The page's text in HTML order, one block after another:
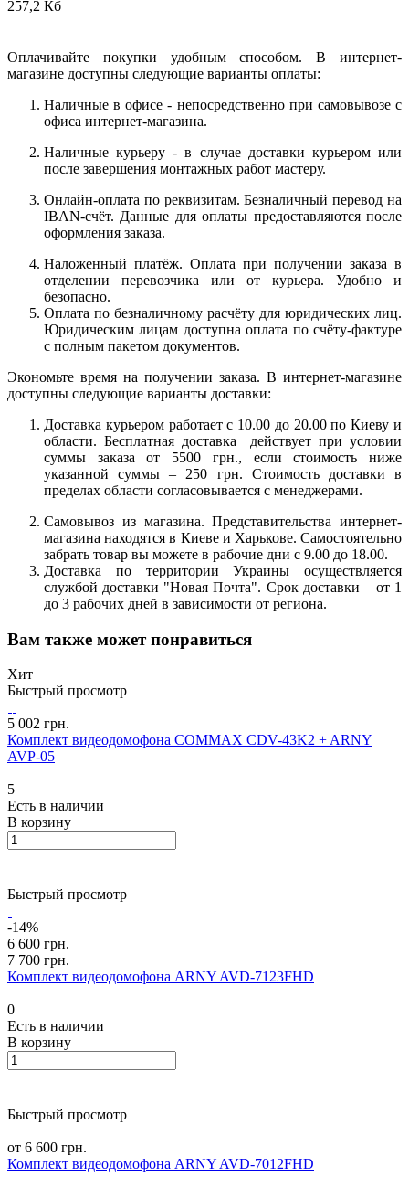
257,2 Кб
Оплачивайте покупки удобным способом. В интернет-
магазине доступны следующие варианты оплаты:
Наличные в офисе - непосредственно при самовывозе с
офиса интернет-магазина.
Наличные курьеру - в случае доставки курьером или
после завершения монтажных работ мастеру.
Онлайн-оплата по реквизитам. Безналичный перевод на
IBAN-счёт. Данные для оплаты предоставляются после
оформления заказа.
Наложенный платёж. Оплата при получении заказа в
отделении перевозчика или от курьера. Удобно и
безопасно.
Оплата по безналичному расчёту для юридических лиц.
Юридическим лицам доступна оплата по счёту-фактуре
с полным пакетом документов.
Экономьте время на получении заказа. В интернет-магазине
доступны следующие варианты доставки:
Доставка курьером работает с 10.00 до 20.00 по Киеву и
области. Бесплатная доставка действует при условии
суммы заказа от 5500 грн., если стоимость ниже
указанной суммы – 250 грн. Стоимость доставки в
пределах области согласовывается с менеджерами.
Самовывоз из магазина. Представительства интернет-
магазина находятся в Киеве и Харькове. Самостоятельно
забрать товар вы можете в рабочие дни с 9.00 до 18.00.
Доставка по территории Украины осуществляется
службой доставки "Новая Почта". Срок доставки – от 1
до 3 рабочих дней в зависимости от региона.
Вам также может понравиться
Хит
Быстрый просмотр
5 002 грн.
Комплект видеодомофона COMMAX CDV-43K2 + ARNY
AVP-05
5
Есть в наличии
В корзину
Быстрый просмотр
-14%
6 600 грн.
7 700 грн.
Комплект видеодомофона ARNY AVD-7123FHD
0
Есть в наличии
В корзину
Быстрый просмотр
от 6 600 грн.
Комплект видеодомофона ARNY AVD-7012FHD